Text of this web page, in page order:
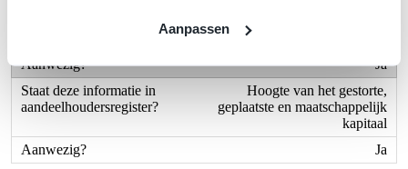
Aanpassen
Ja
Hoogte van het gestorte,
geplaatste en maatschappelijk
kapitaal
Ja